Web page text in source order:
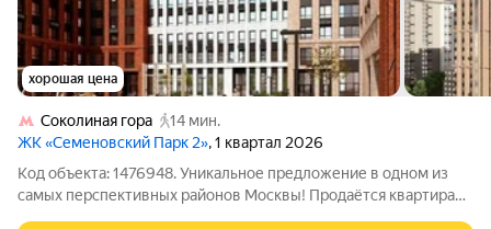
хорошая цена
Соколиная гора
14 мин.
ЖК «Семеновский Парк 2», 1 квартал 2026
Код объекта: 1476948. Уникальное предложение в одном из
самых перспективных районов Москвы! Продаётся квартирав